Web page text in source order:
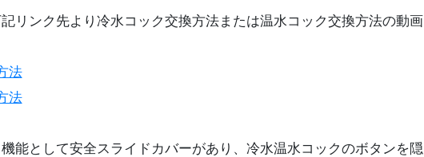
リンク先より冷水コック交換方法または温水コック交換方法の動画
法
法
能として安全スライドカバーがあり、冷水温水コックのボタンを隠